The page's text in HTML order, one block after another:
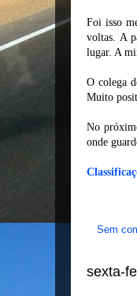
Foi isso
voltas. A
lugar. A
O colega
Muito
No
onde
Sem
sexta-